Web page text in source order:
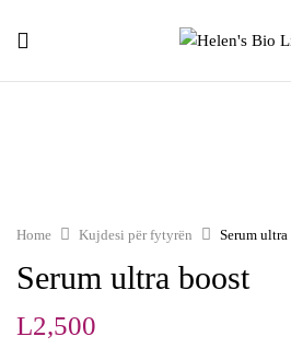
Home Kujdesi për fytyrën Serum
Serum ultra boost
L2,500